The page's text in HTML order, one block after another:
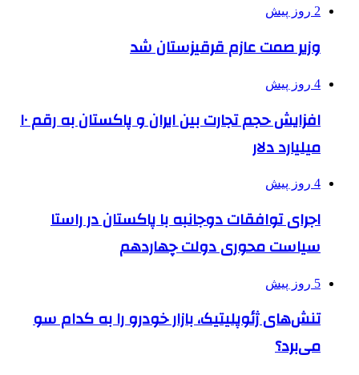
2 روز پیش
وزیر صمت عازم قرقیزستان شد
4 روز پیش
افزایش حجم تجارت بین ایران و پاکستان به رقم ۱۰
میلیارد دلار
4 روز پیش
اجرای توافقات دوجانبه با پاکستان در راستا
سیاست محوری دولت چهاردهم
5 روز پیش
تنش‌های ژئوپلیتیک، بازار خودرو را به کدام سو
می‌برد؟